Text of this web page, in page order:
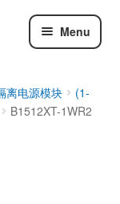
Menu
离电源模块
(1-
B1512XT-1WR2